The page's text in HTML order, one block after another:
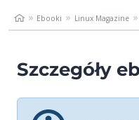
Ebooki Linux Magazine
Szczegóły